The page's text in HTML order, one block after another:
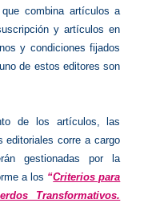
combina artículos a
y artículos en
y condiciones fijados
de estos editores son
de los artículos, las
editoriales corre a cargo
gestionadas por la
a los “Criterios para
Transformativos.